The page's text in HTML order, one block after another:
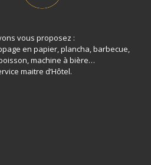
vous proposez :
en papier, plancha, barbecue,
machine à bière…
maitre d’Hôtel.